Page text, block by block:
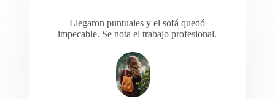
Llegaron puntuales y el sofá quedó
impecable. Se nota el trabajo profesional.